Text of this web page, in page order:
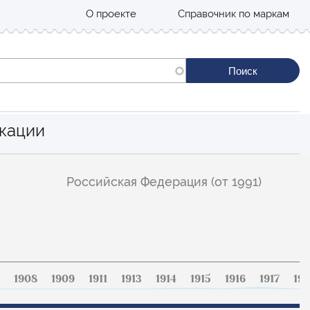
О проекте Справочник по маркам
Российская Федерация (от 1991)
1908 1909 1911 1913 1914 1915 1916 1917